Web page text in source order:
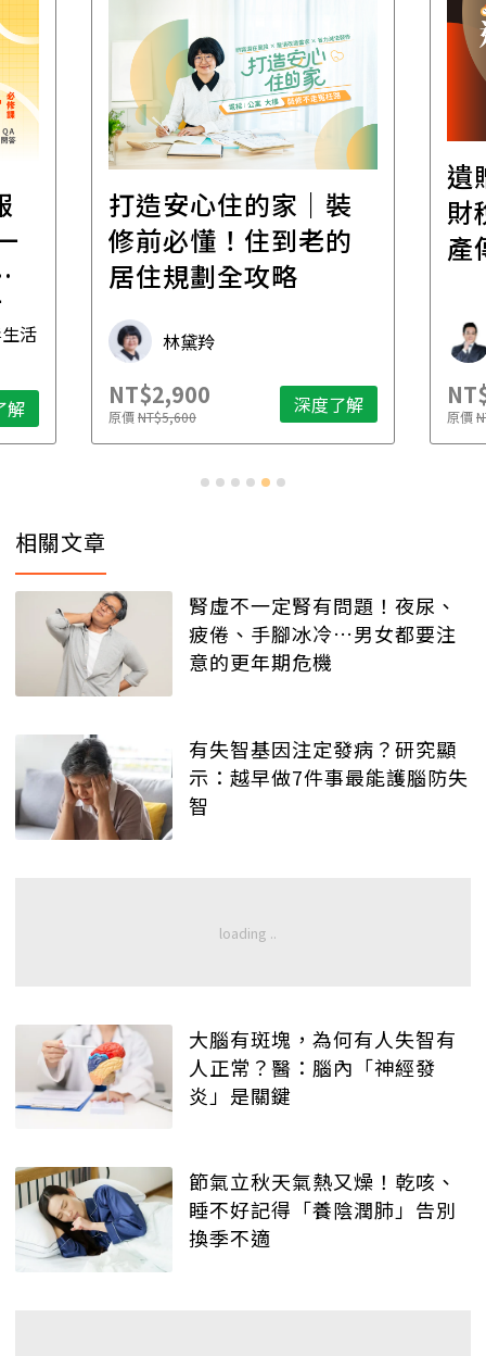
活
解
打造安心住的家｜裝
修前必懂！住到老的
居住規劃全攻略
林黛羚
NT$2,900
原價NT$5,600 深度了解
遺
財
產
原價
相關文章
腎虛不一定腎有問題！夜尿、
疲倦、手腳冰冷…男女都要注
意的更年期危機
有失智基因注定發病？研究顯
示：越早做7件事最能護腦防失
智
大腦有斑塊，為何有人失智有
人正常？醫：腦內「神經發
炎」是關鍵
節氣立秋天氣熱又燥！乾咳、
睡不好記得「養陰潤肺」告別
換季不適